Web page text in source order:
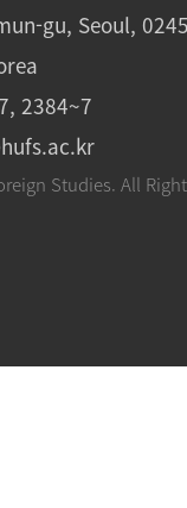
gu, Seoul,
2384~7
Studies. All